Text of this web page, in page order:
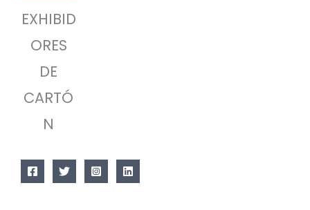
EXHIBID
ORES
DE
CARTÓ
N